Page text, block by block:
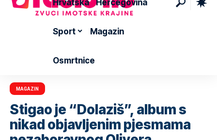
Hrvatska Hercegovina
Sport Magazin
Osmrtnice
MAGAZIN
Stigao je “Dolaziš”, album s
nikad objavljenim pjesmama